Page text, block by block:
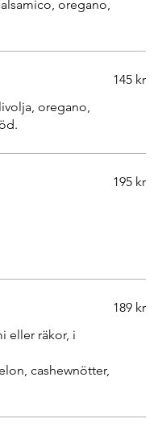
oregano,
oregano,
145 kr
195 kr
eller räkor, i
cashewnötter,
189 kr